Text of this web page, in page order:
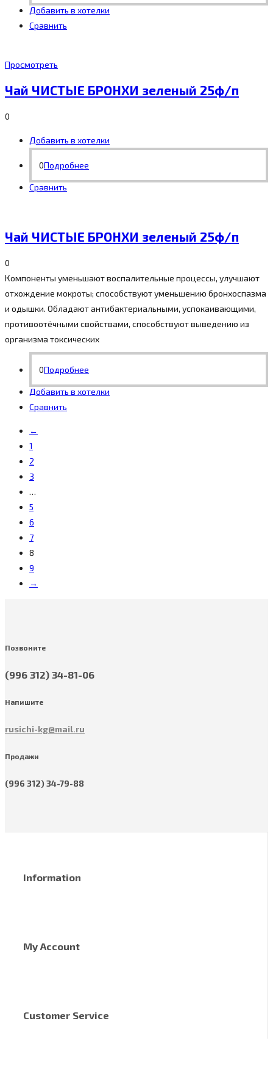
Добавить в хотелки
Сравнить
Просмотреть
Чай ЧИСТЫЕ БРОНХИ зеленый 25ф/п
0
Добавить в хотелки
0Подробнее
Сравнить
Чай ЧИСТЫЕ БРОНХИ зеленый 25ф/п
0
Компоненты уменьшают воспалительные процессы, улучшают
отхождение мокроты; способствуют уменьшению бронхоспазма
и одышки. Обладают антибактериальными, успокаивающими,
противоотёчными свойствами, способствуют выведению из
организма токсических
0Подробнее
Добавить в хотелки
Сравнить
←
1
2
3
…
5
6
7
8
9
→
Позвоните
(996 312) 34-81-06
Напишите
rusichi-kg@mail.ru
Продажи
(996 312) 34-79-88
Information
My Account
Customer Service